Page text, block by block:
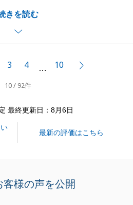
きを読む
ました。
件をご提示することができ、
す。
ほど嬉しいことはございませ
たします。
3 4 … 10
10 / 92件
最終更新日：8月6日
最新の評価はこちら
様の声を公開